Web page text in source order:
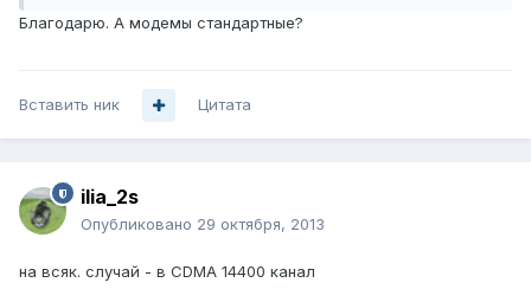
Благодарю. А модемы стандартные?
Вставить ник Цитата
ilia_2s
Опубликовано 29 октября, 2013
на всяк. случай - в CDMA 14400 канал